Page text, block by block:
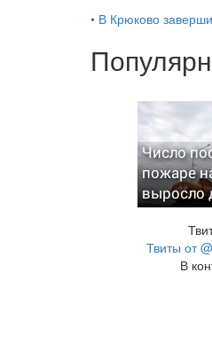
• В Крюково
Число
пожаре
выросло
Твиты от
В